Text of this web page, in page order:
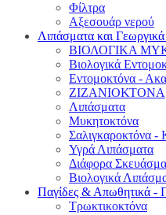
Φίλτρα
Αξεσουάρ νερού
Λιπάσματα και
ΒΙΟΛΟΓΙΚΑ
Βιολογικά
Εντομοκτόνα -
ΖΙΖΑΝΙΟΚΤΟΝΑ
Λιπάσματα
Μυκητοκτόνα
Σαλιγκαροκτόνα -
Υγρά Λιπάσματα
Διάφορα
Βιολογικά
Παγίδες & Απωθητικά -
Τρωκτικοκτόνα